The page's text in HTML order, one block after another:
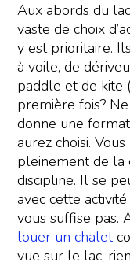
Aux abords du
vaste de choix
y est prioritaire.
à voile, de
paddle et de kite
première fois?
donne une
aurez choisi.
pleinement de la
discipline. Il se
avec cette
vous suffise pas.
louer un chalet
vue sur le lac,